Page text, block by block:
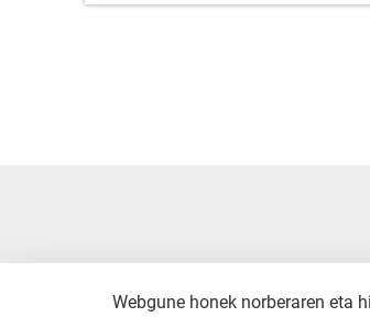
Webgune honek norberaren eta